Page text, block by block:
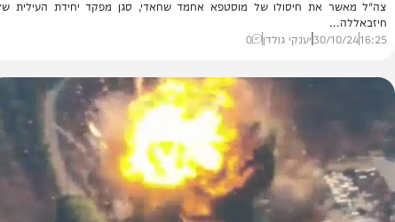
נמשכים
מפקד כוח רדואן – יחידת העילית של חיזבאללה
חיסולו של מוסטפא אחמד שחאדי, סגן מפקד יחידת העילית של
יענקי גולדן 0